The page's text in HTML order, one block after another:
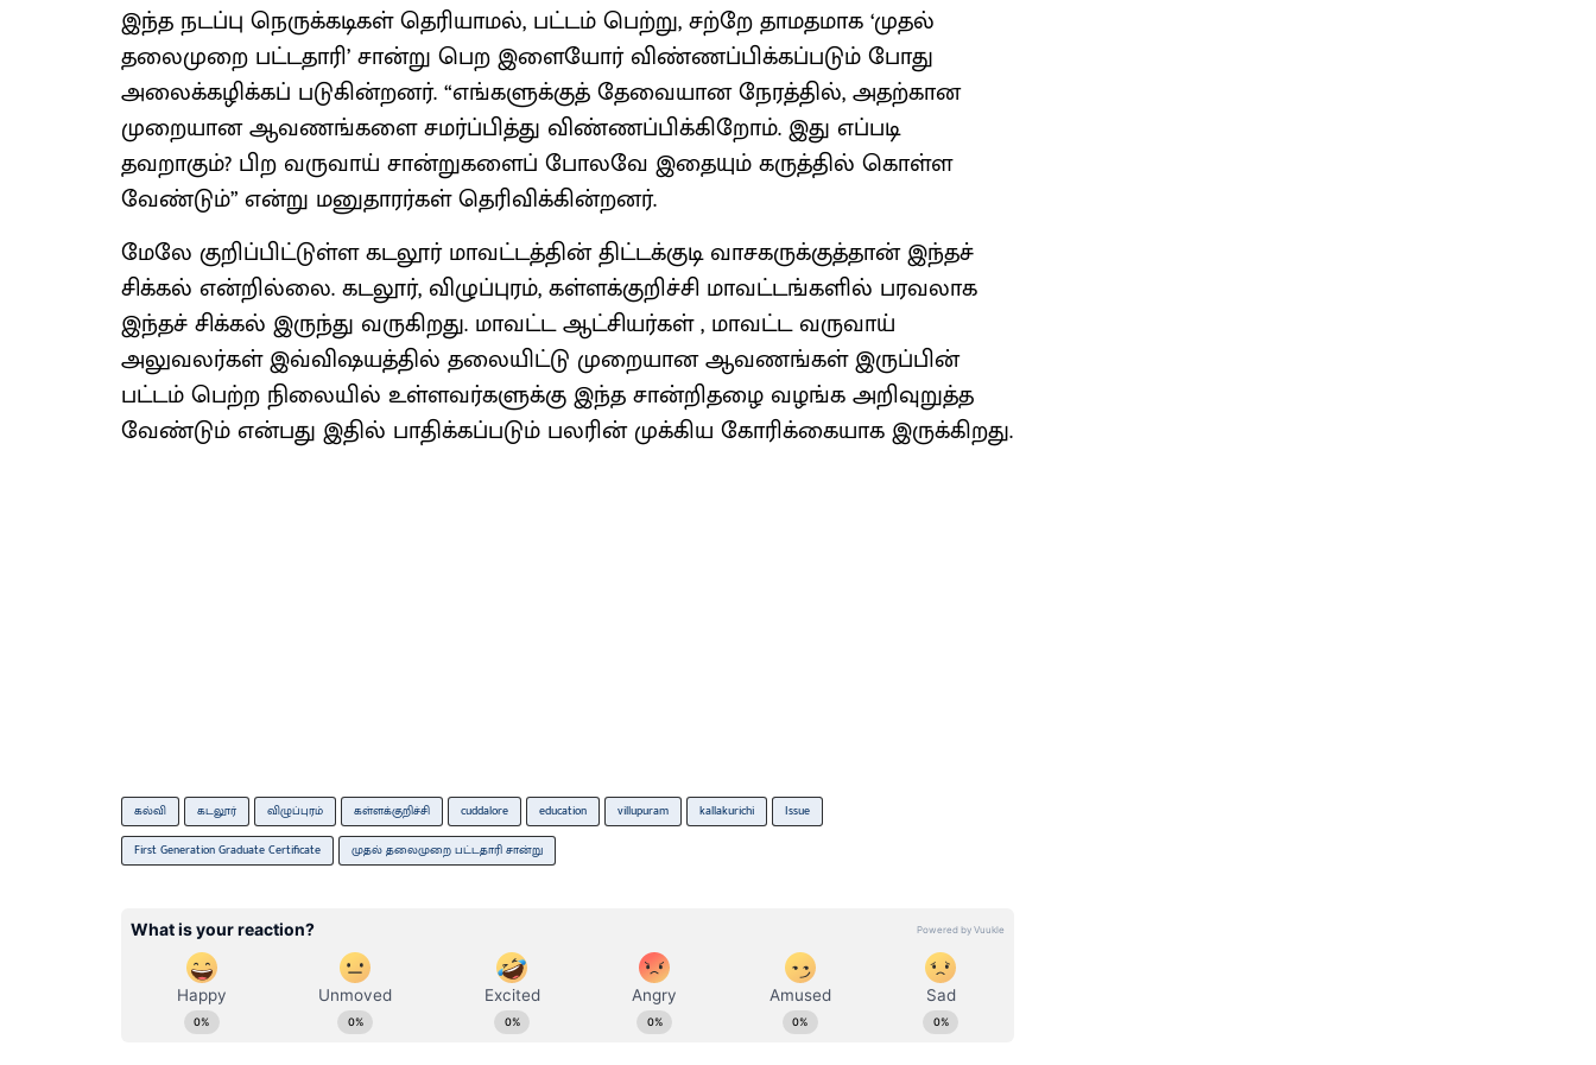
இந்த நடப்பு நெருக்கடிகள் தெரியாமல், பட்டம் பெற்று, சற்றே தாமதமாக ‘முதல்
தலைமுறை பட்டதாரி’ சான்று பெற இளையோர் விண்ணப்பிக்கப்படும் போது
அலைக்கழிக்கப் படுகின்றனர். “எங்களுக்குத் தேவையான நேரத்தில், அதற்கான
முறையான ஆவணங்களை சமர்ப்பித்து விண்ணப்பிக்கிறோம். இது எப்படி
தவறாகும்? பிற வருவாய் சான்றுகளைப் போலவே இதையும் கருத்தில் கொள்ள
வேண்டும்” என்று மனுதாரர்கள் தெரிவிக்கின்றனர்.
மேலே குறிப்பிட்டுள்ள கடலூர் மாவட்டத்தின் திட்டக்குடி வாசகருக்குத்தான் இந்தச்
சிக்கல் என்றில்லை. கடலூர், விழுப்புரம், கள்ளக்குறிச்சி மாவட்டங்களில் பரவலாக
இந்தச் சிக்கல் இருந்து வருகிறது. மாவட்ட ஆட்சியர்கள் , மாவட்ட வருவாய்
அலுவலர்கள் இவ்விஷயத்தில் தலையிட்டு முறையான ஆவணங்கள் இருப்பின்
பட்டம் பெற்ற நிலையில் உள்ளவர்களுக்கு இந்த சான்றிதழை வழங்க அறிவுறுத்த
வேண்டும் என்பது இதில் பாதிக்கப்படும் பலரின் முக்கிய கோரிக்கையாக இருக்கிறது.
கல்வி கடலூர் விழுப்புரம் கள்ளக்குறிச்சி cuddalore education villupuram kallakurichi Issue
First Generation Graduate Certificate முதல் தலைமுறை பட்டதாரி சான்று